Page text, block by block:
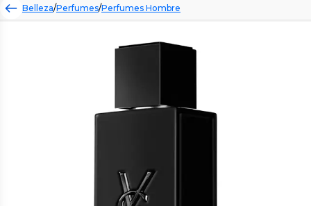
Belleza/Perfumes/Perfumes Hombre